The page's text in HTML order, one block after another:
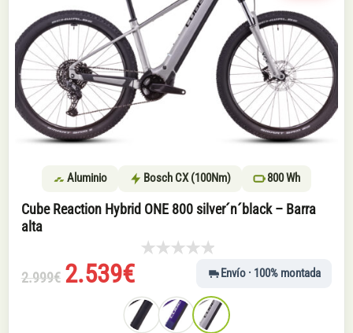
Aluminio Bosch CX (100Nm) 800 Wh
Cube Reaction Hybrid ONE 800 silver´n´black – Barra
alta
Envío · 100% montada
2.999€
El
2.539€
El